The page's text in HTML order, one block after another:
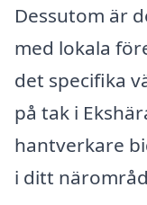
Dessutom är
med lokala
det specifika
på tak i
hantverkare
i ditt